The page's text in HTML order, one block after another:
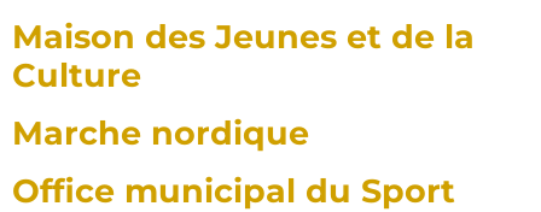
Maison des Jeunes et de la
Culture
Marche nordique
Office municipal du Sport